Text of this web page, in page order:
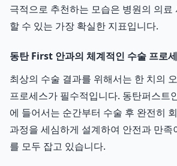
극적으로 추천하는 모습은 병원의 의료
할 수 있는 가장 확실한 지표입니다.
동탄 First 안과의 체계적인 수술 프로
최상의 수술 결과를 위해서는 한 치의
프로세스가 필수적입니다. 동탄퍼스트
에 들어서는 순간부터 수술 후 완전히
과정을 세심하게 설계하여 안전과 만족
를 모두 잡고 있습니다.